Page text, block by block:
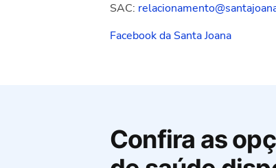
SAC​​:
Facebook da Santa Joana
Confira as